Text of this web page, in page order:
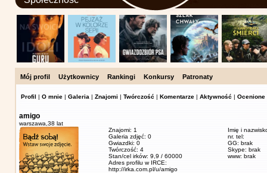
Mój profil Użytkownicy Rankingi Konkursy Patronaty
Profil | O mnie | Galeria | Znajomi | Twórczość | Komentarze | Aktywność | Ocenione
amigo
warszawa, 38 lat
Znajomi: 1
Galeria zdjęć: 0
Gwiazdki: 0
Twórczość: 4
Stan/cel irków: 9,9 / 60000
Adres profilu w IRCE:
http://irka.com.pl/u/amigo
Imię i
nr. tel:
GG: brak
Skype: brak
www: brak